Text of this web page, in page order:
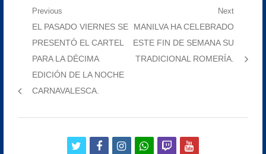
Navegación
entradas
Previous
Previous
post:
EL PASADO VIERNES SE
PRESENTÓ EL CARTEL
PARA LA DÉCIMA
EDICIÓN DE LA NOCHE
CARNAVALESCA.
Next
Next
post:
MANILVA HA CELEBRADO
ESTE FIN DE SEMANA SU
TRADICIONAL ROMERÍA.
twitterfacebookinstagramwhatsapp
twitchyoutube